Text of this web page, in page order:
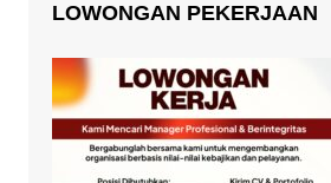
LOWONGAN PEKERJAAN